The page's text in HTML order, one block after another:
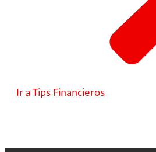
Ir a Tips Financieros